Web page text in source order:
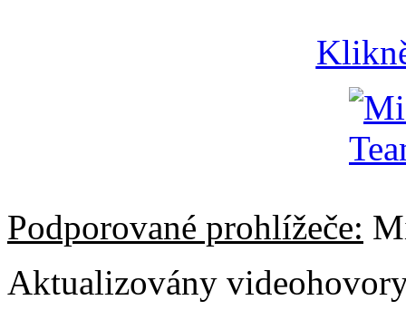
Podporované prohlížeče:
Aktualizovány